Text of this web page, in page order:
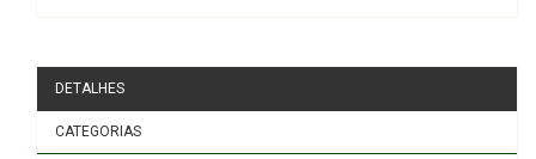
DETALHES
CATEGORIAS